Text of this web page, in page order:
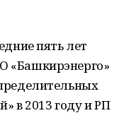
пять лет
«Башкирэнерго»
в 2013 году и РП